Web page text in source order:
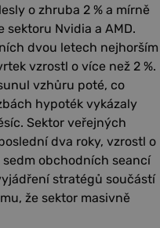
o zhruba 2 % a mírně
sektoru Nvidia a AMD.
dvou letech nejhorším
vzrostl o více než 2 %.
vzhůru poté, co
hypoték vykázaly
Sektor veřejných
dva roky, vzrostl o
sedm obchodních seancí
stratégů součástí
že sektor masivně